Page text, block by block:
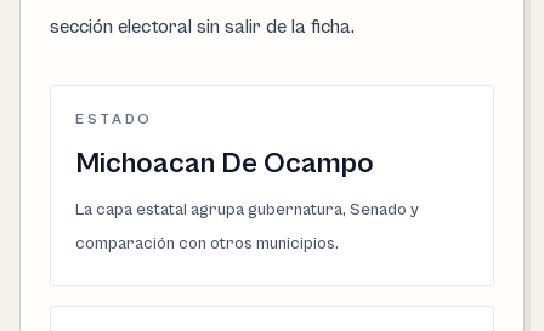
sección electoral sin salir de la ficha.
ESTADO
Michoacan De Ocampo
La capa estatal agrupa gubernatura, Senado y
comparación con otros municipios.